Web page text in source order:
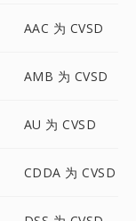
AAC 为 CVSD
AMB 为 CVSD
AU 为 CVSD
CDDA 为 CVSD